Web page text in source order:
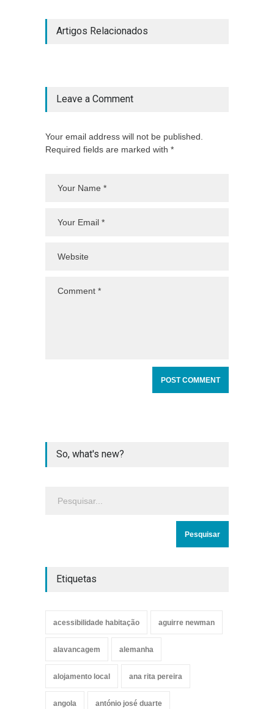
Artigos Relacionados
Leave a Comment
Your email address will not be published.
Required fields are marked with *
So, what's new?
Etiquetas
acessibilidade habitação aguirre newman
alavancagem alemanha
alojamento local ana rita pereira
angola antónio josé duarte